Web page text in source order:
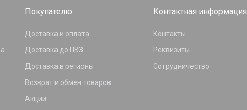
Покупателю
Доставка и оплата
Доставка до ПВЗ
Доставка в регионы
Возврат и обмен товаров
Акции
Контактная информация
Контакты
Реквизиты
Сотрудничество